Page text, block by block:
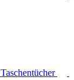
Taschentücher